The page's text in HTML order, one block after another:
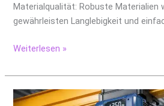
Materialqualität: Robuste Materialien
gewährleisten Langlebigkeit und
Weiterlesen »
Von